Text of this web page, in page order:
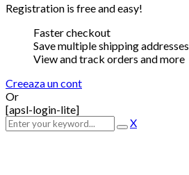
Registration is free and easy!
Faster checkout
Save multiple shipping addresses
View and track orders and more
Creeaza un cont
Or
[apsl-login-lite]
X